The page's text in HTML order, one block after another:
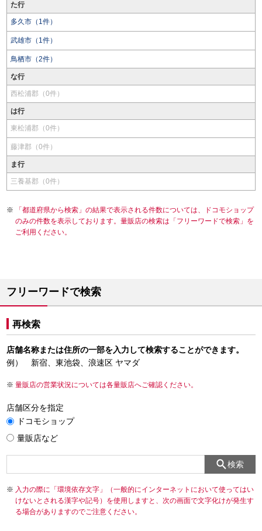
た行
多久市（1件）
武雄市（1件）
鳥栖市（2件）
な行
西松浦郡（0件）
は行
東松浦郡（0件）
藤津郡（0件）
ま行
三養基郡（0件）
「都道府県から検索」の結果で表示される件数については、ドコモショップ
のみの件数を表示しております。量販店の検索は「フリーワードで検索」を
ご利用ください。
フリーワードで検索
再検索
店舗名称または住所の一部を入力して検索することができます。
例） 新宿、東池袋、浪速区 ヤマダ
量販店の営業状況については各量販店へご確認ください。
店舗区分を指定
ドコモショップ
量販店など
検索
入力の際に「環境依存文字」（一般的にインターネットにおいて使ってはい
けないとされる漢字や記号）を使用しますと、次の画面で文字化けが発生す
る場合がありますのでご注意ください。